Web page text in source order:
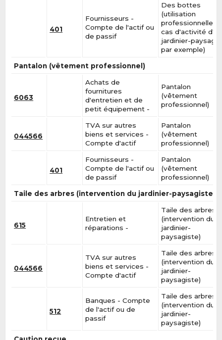
401
Fournisseurs -
Compte de l'actif ou
de passif
Des bottes
(utilisation
professionnelle,
cas d'activité d'un
jardinier-
par exemple)
Pantalon (vêtement professionnel)
6063
Achats de
fournitures
d'entretien et de
petit équipement -
Pantalon
(vêtement
professionnel)
044566
TVA sur autres
biens et services -
Compte d'actif
Pantalon
(vêtement
professionnel)
401
Fournisseurs -
Compte de l'actif ou
de passif
Pantalon
(vêtement
professionnel)
Taile des arbres (intervention du jardinier-paysagiste)
615
Entretien et
réparations -
Taile des arbres
(intervention du
jardinier-
paysagiste)
044566
TVA sur autres
biens et services -
Compte d'actif
Taile des arbres
(intervention du
jardinier-
paysagiste)
512
Banques - Compte
de l'actif ou de
passif
Taile des arbres
(intervention du
jardinier-
paysagiste)